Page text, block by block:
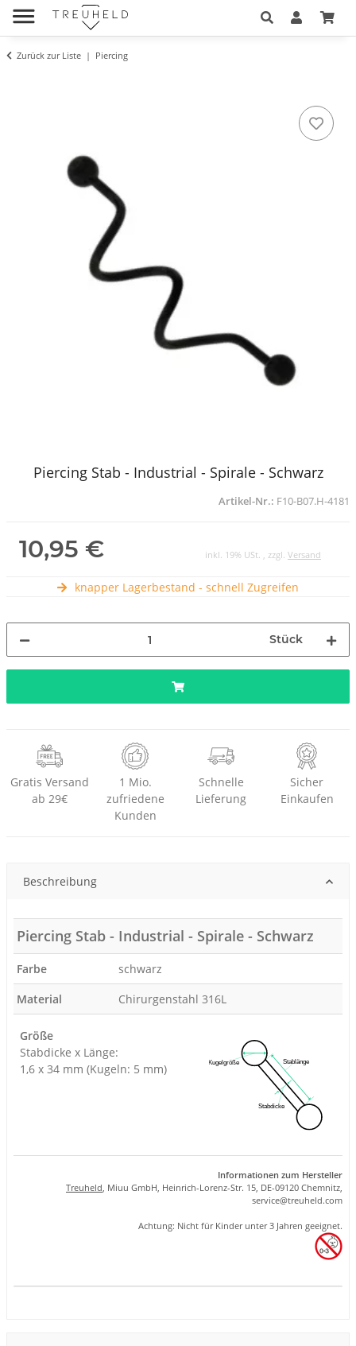
Zurück zur Liste Piercing
Piercing Stab - Industrial - Spirale - Schwarz
Artikel-Nr.: F10-B07.H-4181
10,95 € inkl. 19% USt. , zzgl. Versand
knapper Lagerbestand - schnell Zugreifen
Stück
Gratis Versand
ab 29€
1 Mio.
zufriedene
Kunden
Schnelle
Lieferung
Sicher
Einkaufen
Beschreibung
Piercing Stab - Industrial - Spirale - Schwarz
Farbe
schwarz
Material
Chirurgenstahl 316L
Größe
Stabdicke x Länge:
1,6 x 34 mm (Kugeln: 5 mm)
Informationen zum Hersteller
Treuheld, Miuu GmbH, Heinrich-Lorenz-Str. 15, DE-09120 Chemnitz,
service@treuheld.com
Achtung: Nicht für Kinder unter 3 Jahren geeignet.